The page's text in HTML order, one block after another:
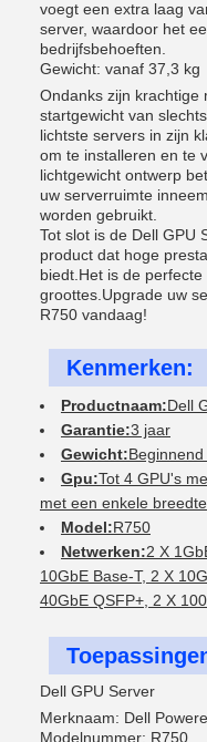
voegt een extra laag
server, waardoor het
bedrijfsbehoeften.
Gewicht: vanaf 37,3 kg
Ondanks zijn krachtige
startgewicht van
lichtste servers in zijn
om te installeren en te
lichtgewicht ontwerp
uw serverruimte
worden gebruikt.
Tot slot is de Dell GPU
product dat hoge
biedt.Het is de
groottes.Upgrade uw
R750 vandaag!
Kenmerken:
Productnaam:Dell
Garantie:3 jaar
Gewicht:
Gpu:Tot 4 GPU's
met een enkele breedte
Model:R750
Netwerken:2 X
10GbE Base-T, 2 X
40GbE QSFP+, 2 X
Dell GPU Server
Merknaam: Dell
Modelnummer: R750